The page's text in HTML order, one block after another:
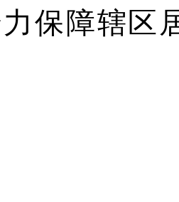
保障辖区